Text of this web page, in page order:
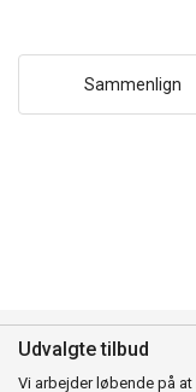
Sammenlign
Udvalgte tilbud
Vi arbejder løbende på